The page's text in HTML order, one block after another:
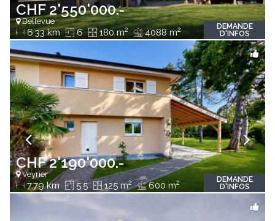
CHF 2'550'000.-
Bellevue
6.33 km 6 180 m2 4088 m2
DEMANDE
D'INFOS
CHF 2'190'000.-
Veyrier
7.79 km 5.5 125 m2 600 m2
DEMANDE
D'INFOS